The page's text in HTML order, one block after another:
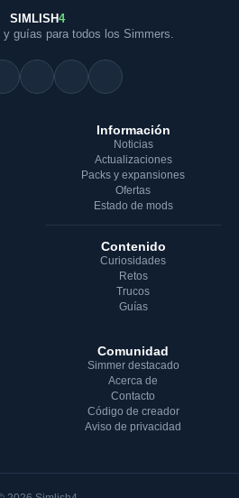
SIMLISH4
y guías para todos los Simmers.
Información
Noticias
Actualizaciones
Packs y expansiones
Ofertas
Estado de mods
Contenido
Curiosidades
Retos
Trucos
Guías
Comunidad
Simmer destacado
Acerca de
Contacto
Código de creador
Aviso de privacidad